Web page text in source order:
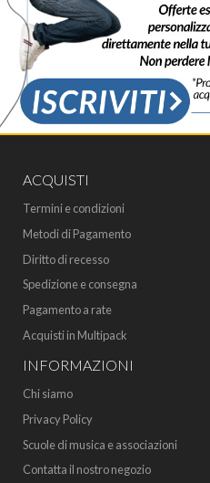
ACQUISTI
Termini e condizioni
Metodi di Pagamento
Diritto di recesso
Spedizione e consegna
Pagamento a rate
Acquisti in Multipack
INFORMAZIONI
Chi siamo
Privacy Policy
Scuole di musica e associazioni
Contatta il nostro negozio